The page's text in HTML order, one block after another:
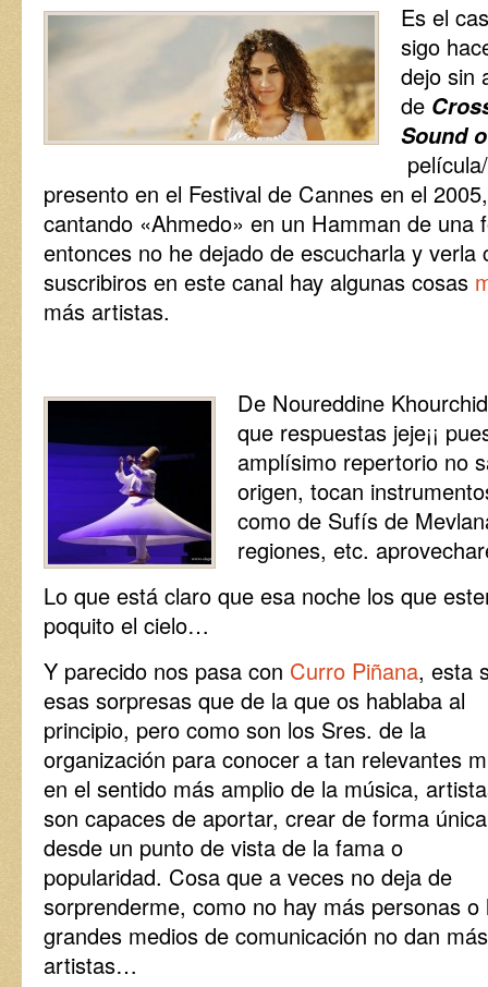
Es el
sigo
dejo sin
de
Sound
presento en el Festival de Cannes en el
cantando «Ahmedo» en un Hamman de una
entonces no he dejado de escucharla y
suscribiros en este canal hay algunas cosas
más artistas.
De Noureddine
que respuestas jeje¡¡
amplísimo repertorio no
origen, tocan
como de Sufís de
regiones, etc.
Lo que está claro que esa noche los que
poquito el cielo…
Y parecido nos pasa con Curro Piñana, esta
esas sorpresas que de la que os hablaba al
principio, pero como son los Sres. de la
organización para conocer a tan relevantes
en el sentido más amplio de la música,
son capaces de aportar, crear de forma
desde un punto de vista de la fama o
popularidad. Cosa que a veces no deja de
sorprenderme, como no hay más personas o
grandes medios de comunicación no dan
artistas…